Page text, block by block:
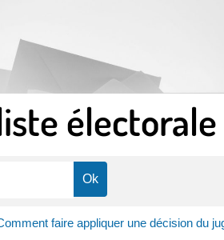
électorale
faire appliquer une décision du